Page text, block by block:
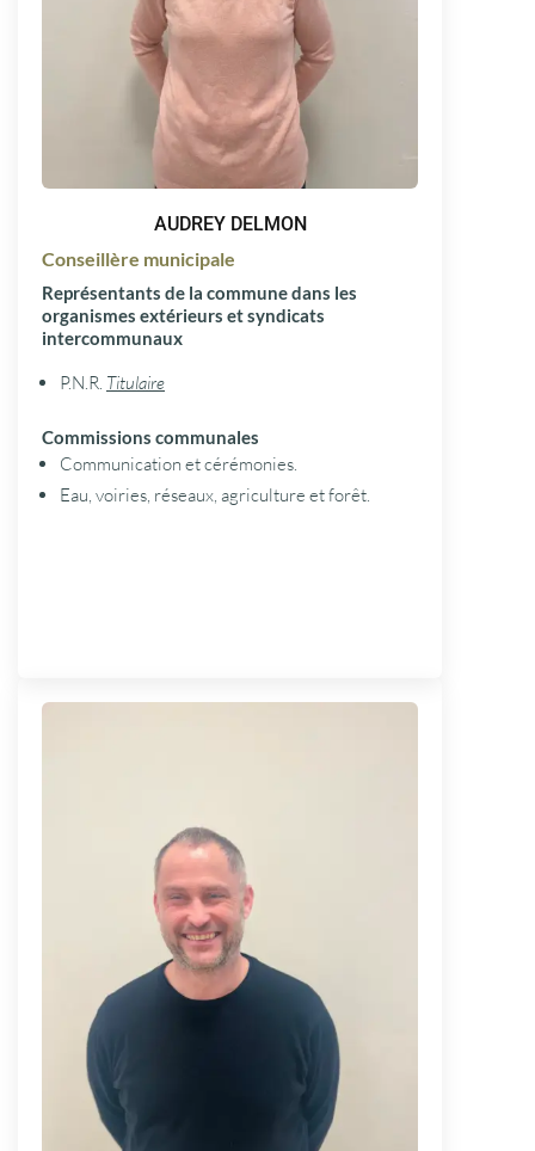
AUDREY DELMON
Conseillère municipale
Représentants de la commune dans les
organismes extérieurs et syndicats
intercommunaux
P.N.R. Titulaire
Commissions communales
Communication et cérémonies.
Eau, voiries, réseaux, agriculture et forêt.